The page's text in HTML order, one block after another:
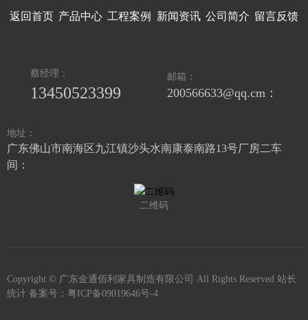
返回首页 产品中心 工程案例 新闻资讯 公司简介 留言反馈
蔡经理：
13450523399
邮箱：
200566633@qq.cm：
地址：
广东佛山市南海区九江镇沙头水南康泰南路13号厂房二车
间：
二维码
Copyright © 广东金通佰利家具制造有限公司 All Rights Reserved 站长
统计 备案号： 粤ICP备09019646号-4